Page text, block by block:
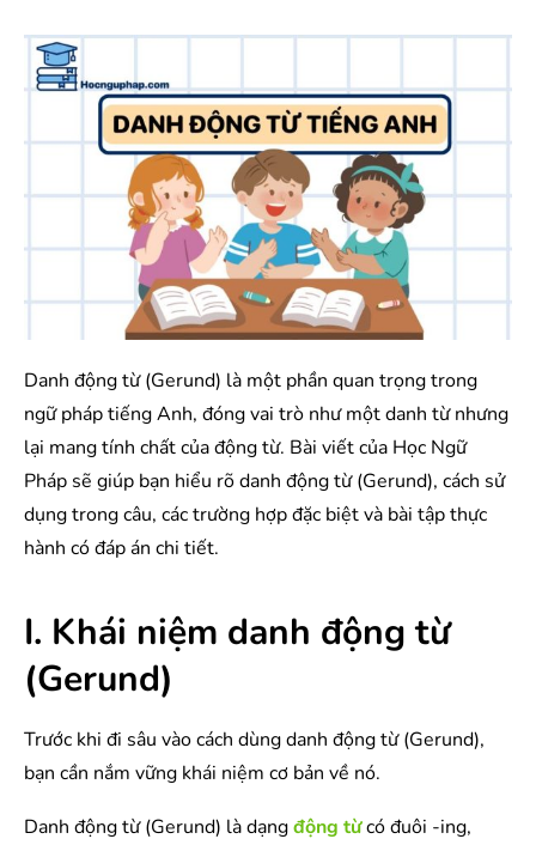
Danh động từ (Gerund) là một phần quan trọng trong
ngữ pháp tiếng Anh, đóng vai trò như một danh từ nhưng
lại mang tính chất của động từ. Bài viết của Học Ngữ
Pháp sẽ giúp bạn hiểu rõ danh động từ (Gerund), cách sử
dụng trong câu, các trường hợp đặc biệt và bài tập thực
hành có đáp án chi tiết.
I. Khái niệm danh động từ
(Gerund)
Trước khi đi sâu vào cách dùng danh động từ (Gerund),
bạn cần nắm vững khái niệm cơ bản về nó.
Danh động từ (Gerund) là dạngđộng từcó đuôi -ing,